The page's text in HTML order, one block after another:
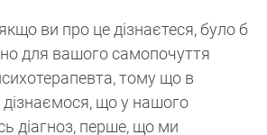
ви про це дізнаєтеся, було б
для вашого самопочуття
тому що в
що у нашого
діагноз, перше, що ми